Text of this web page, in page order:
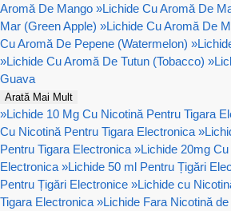
Aromă De Mango »Lichide Cu Aromă De
Mar (Green Apple) »Lichide Cu Aromă De
Cu Aromă De Pepene (Watermelon) »
»Lichide Cu Aromă De Tutun (Tobacco) »
Guava
Arată Mai Mult
»Lichide 10 Mg Cu Nicotină Pentru Tigara
Cu Nicotină Pentru Tigara Electronica »
Pentru Tigara Electronica »Lichide 20mg
Electronica »Lichide 50 ml Pentru Țigări
Pentru Țigări Electronice »Lichide cu
Tigara Electronica »Lichide Fara Nicotină